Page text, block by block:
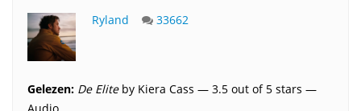
Ryland 33662
Gelezen: De Eliteby Kiera Cass — 3.5 out of 5 stars —